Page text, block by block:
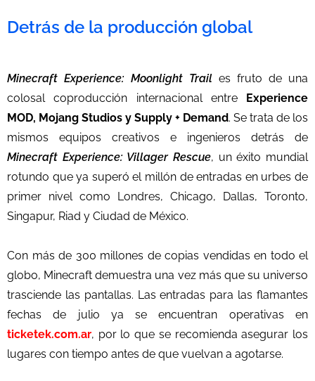
Detrás de la producción global
Minecraft Experience: Moonlight Trail es fruto de una
colosal coproducción internacional entre Experience
MOD, Mojang Studios y Supply + Demand. Se trata de los
mismos equipos creativos e ingenieros detrás de
Minecraft Experience: Villager Rescue, un éxito mundial
rotundo que ya superó el millón de entradas en urbes de
primer nivel como Londres, Chicago, Dallas, Toronto,
Singapur, Riad y Ciudad de México.
Con más de 300 millones de copias vendidas en todo el
globo, Minecraft demuestra una vez más que su universo
trasciende las pantallas. Las entradas para las flamantes
fechas de julio ya se encuentran operativas en
ticketek.com.ar, por lo que se recomienda asegurar los
lugares con tiempo antes de que vuelvan a agotarse.